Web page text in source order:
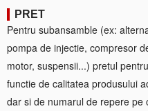
PRET
Pentru subansamble (ex:
pompa de injectie, compresor
motor, suspensii...) pretul
functie de calitatea produsului
dar si de numarul de repere pe